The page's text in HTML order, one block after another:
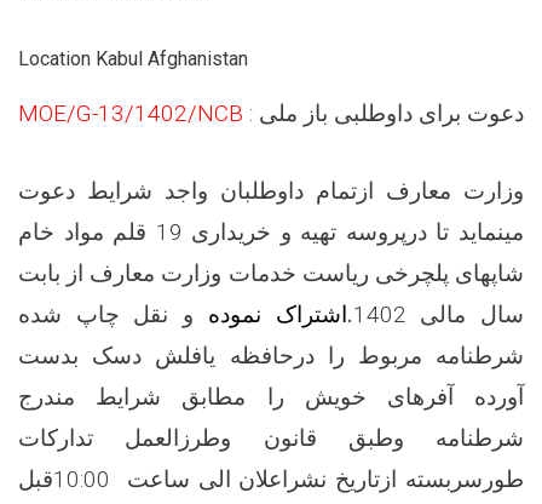
Location Kabul Afghanistan
دعوت برای داوطلبی باز ملی : MOE/G-13/1402/NCB
وزارت معارف ازتمام داوطلبان واجد شرایط دعوت
مینماید تا درپروسه
تهیه و خریداری 19 قلم مواد خام
شاپهای پلچرخی ریاست خدمات وزارت معارف از بابت
سال مالی 1402
.اشتراک نموده و نقل چاپ شده
شرطنامه مربوط را درحافظه یافلش دسک بدست
آورده آفرهای خویش را مطابق شرایط مندرج
شرطنامه وطبق قانون وطرزالعمل تدارکات
طورسربسته ازتاریخ نشراعلان الی ساعت
10:00قبل